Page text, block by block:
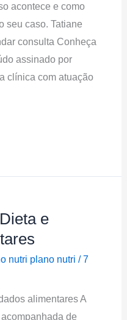
acontece e como
seu caso. Tatiane
consulta Conheça
assinado por
clínica com atuação
e
nutri plano nutri/7
alimentares A
de